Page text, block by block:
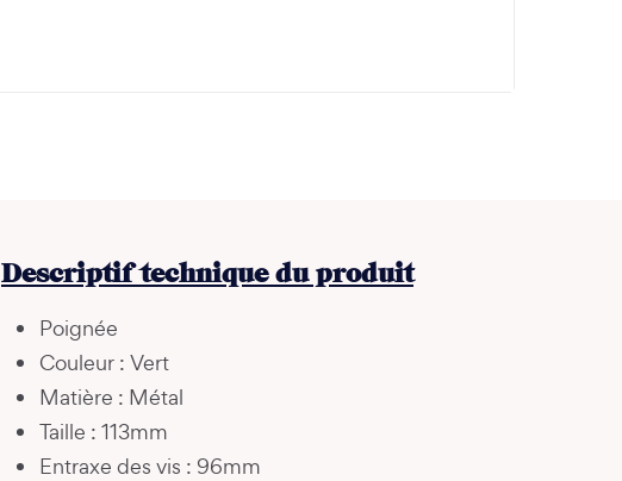
Descriptif technique du produit
Poignée
Couleur : Vert
Matière : Métal
Taille : 113mm
Entraxe des vis : 96mm